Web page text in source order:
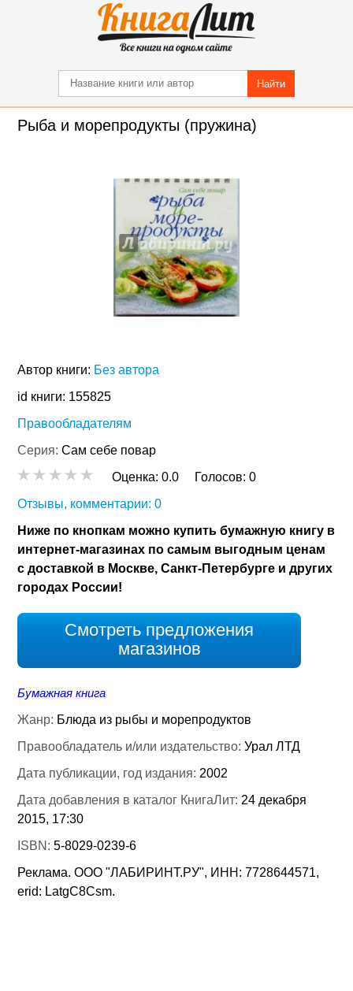
Найти
Рыба и морепродукты (пружина)
Автор книги: Без автора
id книги: 155825
Правообладателям
Серия:Сам себе повар
Оценка:0.0 Голосов:0
Отзывы, комментарии: 0
Ниже по кнопкам можно купить бумажную книгу в
интернет-магазинах по самым выгодным ценам
с доставкой в Москве, Санкт-Петербурге и других
городах России!
Смотреть предложения
магазинов
Бумажная книга
Жанр: Блюда из рыбы и морепродуктов
Правообладатель и/или издательство:Урал ЛТД
Дата публикации, год издания: 2002
Дата добавления в каталог КнигаЛит: 24 декабря
2015, 17:30
ISBN:5-8029-0239-6
Реклама. ООО "ЛАБИРИНТ.РУ", ИНН: 7728644571,
erid: LatgC8Csm.